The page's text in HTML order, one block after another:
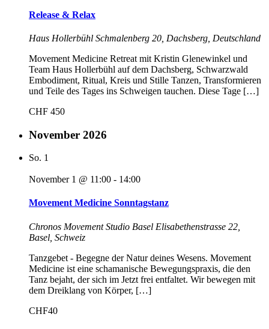
Release & Relax
Haus Hollerbühl Schmalenberg 20, Dachsberg, Deutschland
Movement Medicine Retreat mit Kristin Glenewinkel und
Team Haus Hollerbühl auf dem Dachsberg, Schwarzwald
Embodiment, Ritual, Kreis und Stille Tanzen, Transformieren
und Teile des Tages ins Schweigen tauchen. Diese Tage […]
CHF 450
November 2026
So. 1
November 1 @ 11:00 - 14:00
Movement Medicine Sonntagstanz
Chronos Movement Studio Basel Elisabethenstrasse 22,
Basel, Schweiz
Tanzgebet - Begegne der Natur deines Wesens. Movement
Medicine ist eine schamanische Bewegungspraxis, die den
Tanz bejaht, der sich im Jetzt frei entfaltet. Wir bewegen mit
dem Dreiklang von Körper, […]
CHF40